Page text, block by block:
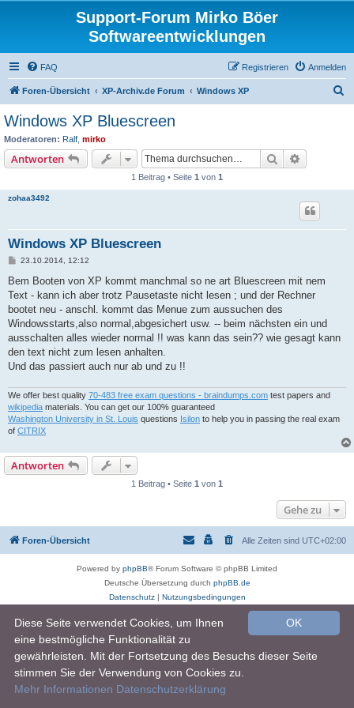
Support-Forum Mirko Böer
Softwareentwicklungen
FAQ Anmelden
Registrieren
Foren-Übersicht XP-Archiv.de Forum Windows XP
Windows XP Bluescreen
Moderatoren: Ralf mirko
Antworten Suche
1 Beitrag • Seite 1 von 1
zohaa3492
Windows XP Bluescreen
B
i
r
a
23.10.2014, 12:12
Bem Booten von XP kommt manchmal so ne art Bluescreen mit nem
Text - kann ich aber trotz Pausetaste nicht lesen ; und der Rechner
bootet neu - anschl. kommt das Menue zum aussuchen des
Windowsstarts,also normal,abgesichert usw. -- beim nächsten ein und
ausschalten alles wieder normal !! was kann das sein?? wie gesagt kann
den text nicht zum lesen anhalten.
Und das passiert auch nur ab und zu !!
We offer best quality 70-483 free exam questions - braindumps.com test papers and
wikipedia materials. You can get our 100% guaranteed
Washington University in St. Louis questions Isilon to help you in passing the real exam
of CITRIX
Antworten
1 Beitrag • Seite 1 von 1
Gehe zu
Foren-Übersicht Alle Zeiten sind UTC+02:00
Powered by phpBB® Forum Software © phpBB Limited
Deutsche Übersetzung durch phpBB.de
Datenschutz| Nutzungsbedingungen
OK
Diese Seite verwendet Cookies, um Ihnen
eine bestmögliche Funktionalität zu
gewährleisten. Mit der Fortsetzung des Besuchs dieser Seite
stimmen Sie der Verwendung von Cookies zu.
Mehr Informationen Datenschutzerklärung